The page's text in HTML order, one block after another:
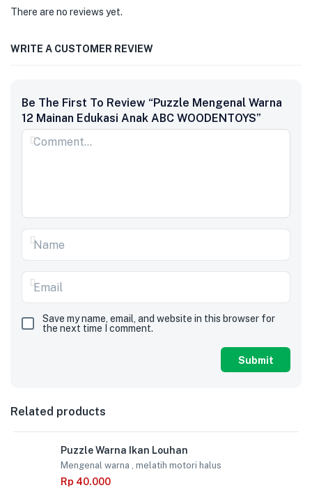
There are no reviews yet.
WRITE A CUSTOMER REVIEW
Be The First To Review “Puzzle Mengenal Warna
12 Mainan Edukasi Anak ABC WOODENTOYS”
Save my name, email, and website in this browser for
the next time I comment.
Related products
Puzzle Warna Ikan Louhan
Mengenal warna , melatih motori halus
Rp 40.000